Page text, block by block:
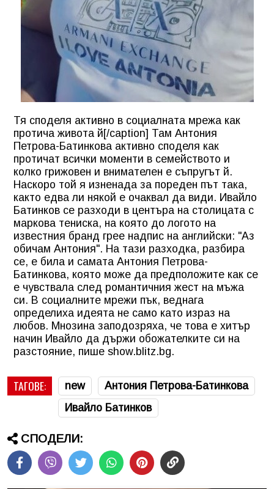
Тя споделя активно в социалната мрежа как
протича живота й[/caption] Там Антония
Петрова-Батинкова активно споделя как
протичат всички моменти в семейството и
колко грижовен и внимателен е съпругът й.
Наскоро той я изненада за пореден път така,
както едва ли някой е очаквал да види. Ивайло
Батинков се разходи в центъра на столицата с
маркова тениска, на която до логото на
известния бранд грее надпис на английски: "Аз
обичам Антония". На тази разходка, разбира
се, е била и самата Антония Петрова-
Батинкова, която може да предположите как се
е чувствала след романтичния жест на мъжа
си. В социалните мрежи пък, веднага
определиха идеята не само като израз на
любов. Мнозина заподозряха, че това е хитър
начин Ивайло да държи обожателките си на
разстояние, пише show.blitz.bg.
ТАГОВЕ: new
Антония Петрова-Батинкова
Ивайло Батинков
СПОДЕЛИ: